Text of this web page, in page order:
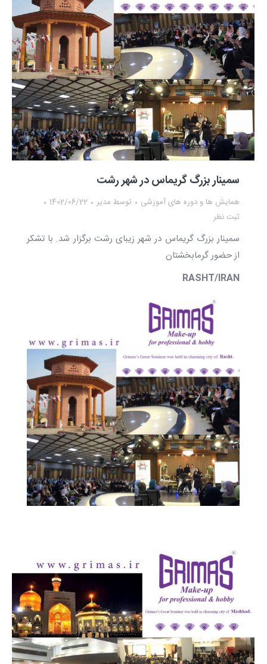
سمینار بزرگ گریماس در شهر رشت
همایش ها و دوره های آموزشی توسط مدیر
1402/06/22
ثبت نظر
سمینار بزرگ گریماس در شهر زیبای رشت برگزار شد. با تشکر
از حضور گرمابخشتان
RASHT/IRAN